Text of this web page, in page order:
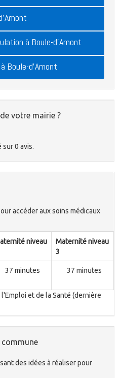
à Boule-d'Amont
Boule-d'Amont
votre mairie ?
sur0 avis.
accéder aux soins médicaux
niveau
Maternité niveau
3
37 minutes 37 minutes
et de la Santé (dernière
des idées à réaliser pour